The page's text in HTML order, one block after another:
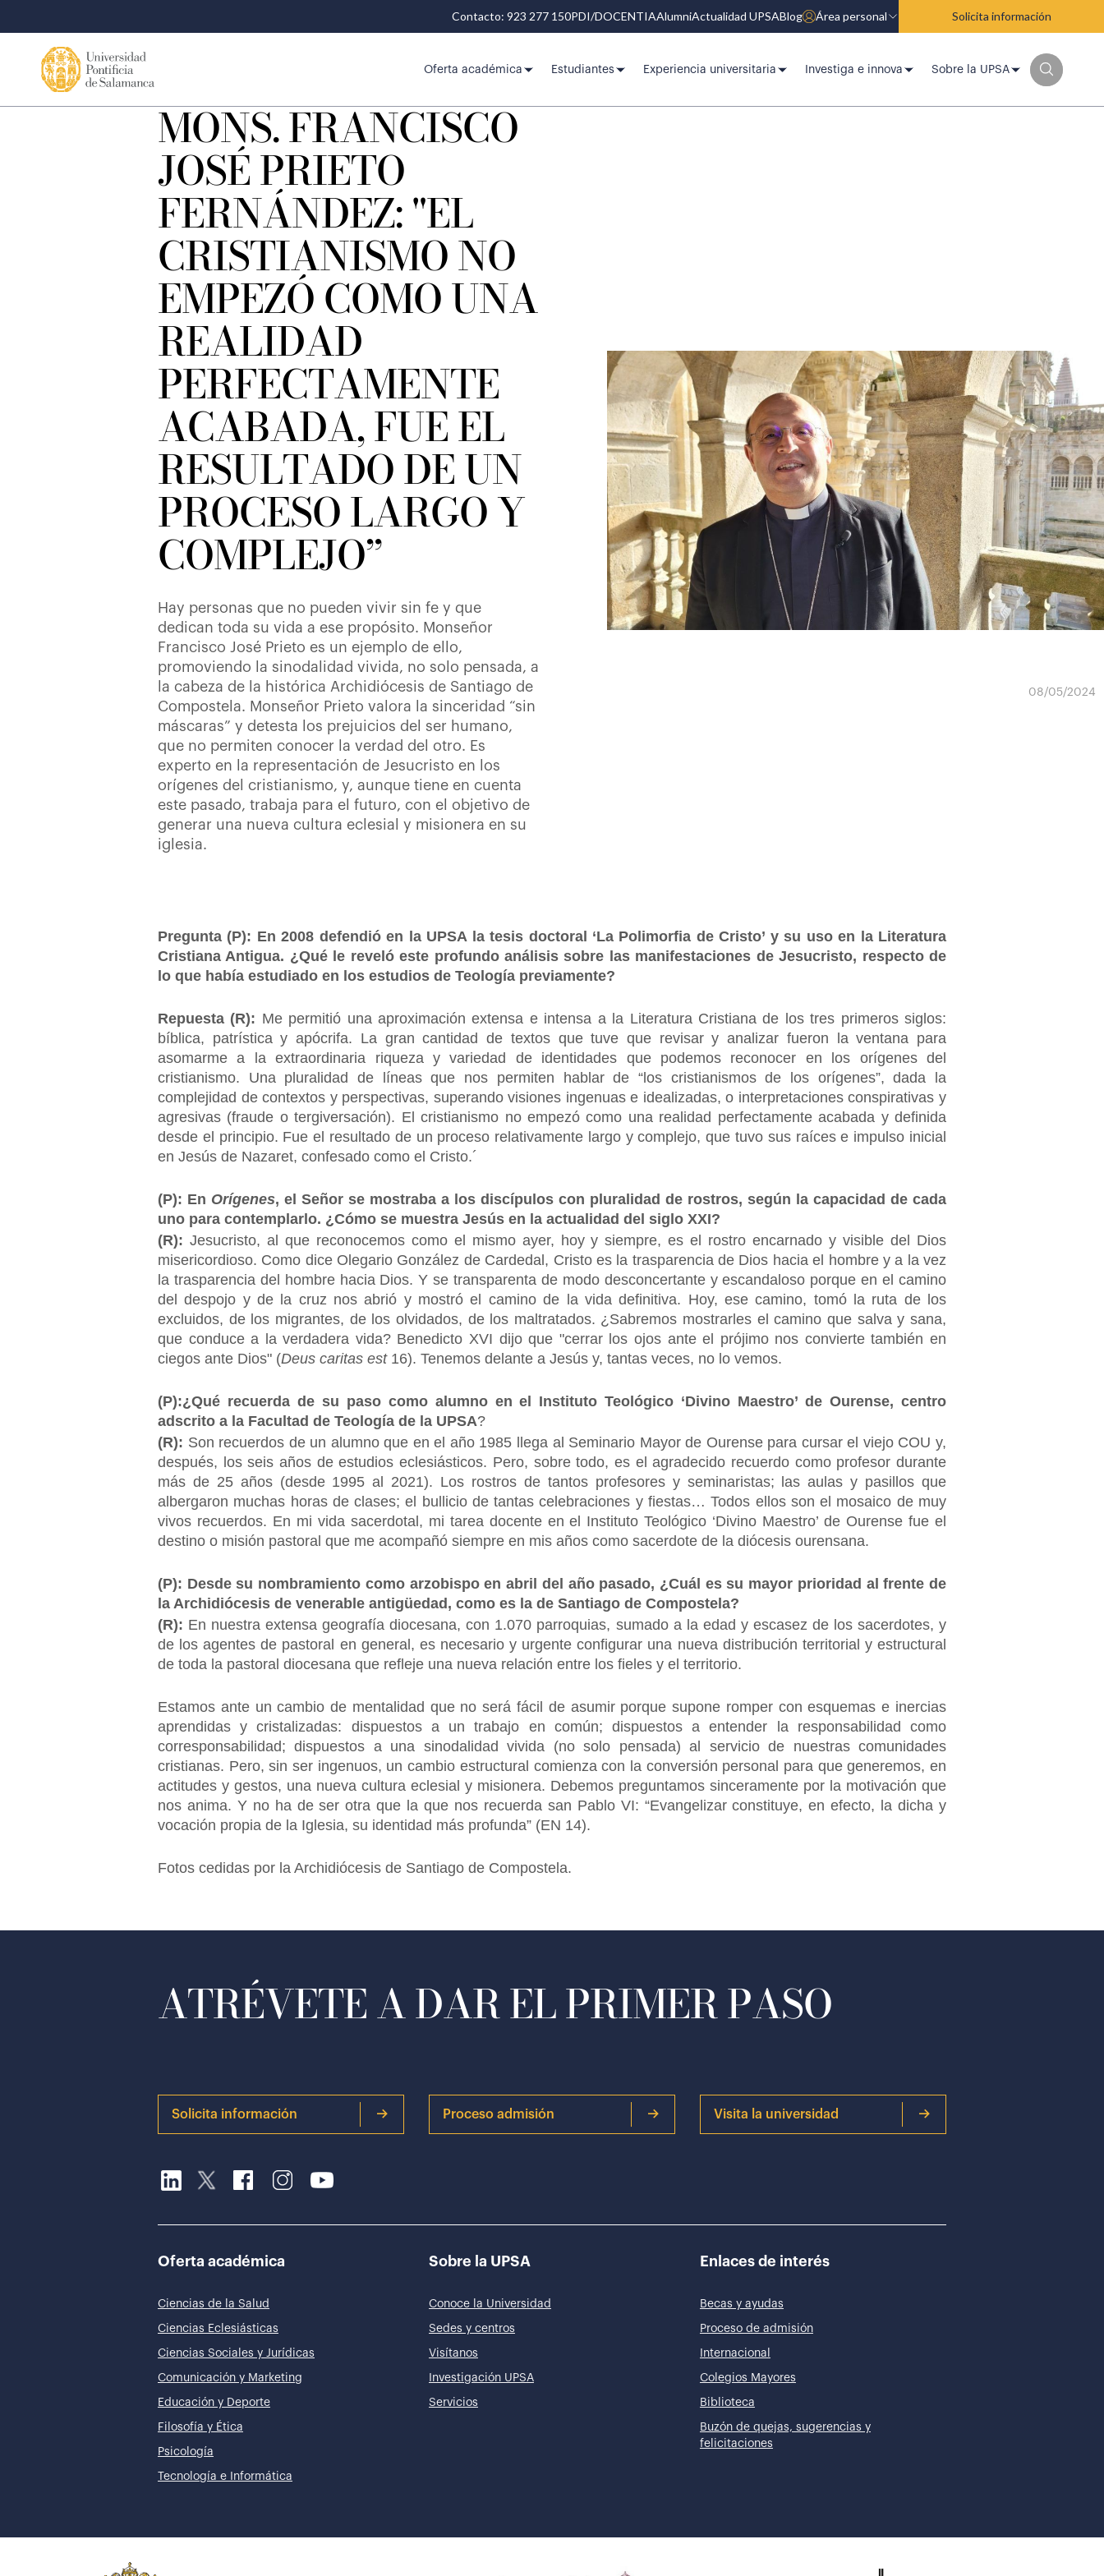
Contacto: 923 277 150PDI/DOCENTIAAlumniActualidad UPSABlog Área personal Solicita información
Oferta académica Estudiantes Experiencia universitaria Investiga e innova Sobre la UPSA
MONS. FRANCISCO
JOSÉ PRIETO
FERNÁNDEZ: "EL
CRISTIANISMO NO
EMPEZÓ COMO UNA
REALIDAD
PERFECTAMENTE
ACABADA, FUE EL
RESULTADO DE UN
PROCESO LARGO Y
COMPLEJO”
Hay personas que no pueden vivir sin fe y que
dedican toda su vida a ese propósito. Monseñor
Francisco José Prieto es un ejemplo de ello,
promoviendo la sinodalidad vivida, no solo pensada, a
la cabeza de la histórica Archidiócesis de Santiago de
Compostela. Monseñor Prieto valora la sinceridad “sin
máscaras” y detesta los prejuicios del ser humano,
que no permiten conocer la verdad del otro. Es
experto en la representación de Jesucristo en los
orígenes del cristianismo, y, aunque tiene en cuenta
este pasado, trabaja para el futuro, con el objetivo de
generar una nueva cultura eclesial y misionera en su
iglesia.
08/05/2024
Pregunta (P): En 2008 defendió en la UPSA la tesis doctoral ‘La Polimorfia de Cristo’ y su uso en la Literatura
Cristiana Antigua. ¿Qué le reveló este profundo análisis sobre las manifestaciones de Jesucristo, respecto de
lo que había estudiado en los estudios de Teología previamente?
Repuesta (R): Me permitió una aproximación extensa e intensa a la Literatura Cristiana de los tres primeros siglos:
bíblica, patrística y apócrifa. La gran cantidad de textos que tuve que revisar y analizar fueron la ventana para
asomarme a la extraordinaria riqueza y variedad de identidades que podemos reconocer en los orígenes del
cristianismo. Una pluralidad de líneas que nos permiten hablar de “los cristianismos de los orígenes”, dada la
complejidad de contextos y perspectivas, superando visiones ingenuas e idealizadas, o interpretaciones conspirativas y
agresivas (fraude o tergiversación). El cristianismo no empezó como una realidad perfectamente acabada y definida
desde el principio. Fue el resultado de un proceso relativamente largo y complejo, que tuvo sus raíces e impulso inicial
en Jesús de Nazaret, confesado como el Cristo.´
(P): En Orígenes, el Señor se mostraba a los discípulos con pluralidad de rostros, según la capacidad de cada
uno para contemplarlo. ¿Cómo se muestra Jesús en la actualidad del siglo XXI?
(R): Jesucristo, al que reconocemos como el mismo ayer, hoy y siempre, es el rostro encarnado y visible del Dios
misericordioso. Como dice Olegario González de Cardedal, Cristo es la trasparencia de Dios hacia el hombre y a la vez
la trasparencia del hombre hacia Dios. Y se transparenta de modo desconcertante y escandaloso porque en el camino
del despojo y de la cruz nos abrió y mostró el camino de la vida definitiva. Hoy, ese camino, tomó la ruta de los
excluidos, de los migrantes, de los olvidados, de los maltratados. ¿Sabremos mostrarles el camino que salva y sana,
que conduce a la verdadera vida? Benedicto XVI dijo que "cerrar los ojos ante el prójimo nos convierte también en
ciegos ante Dios" (Deus caritas est16). Tenemos delante a Jesús y, tantas veces, no lo vemos.
(P):¿Qué recuerda de su paso como alumno en el
Instituto Teológico ‘Divino Maestro’ de Ourense, centro
adscrito a la Facultad de Teología de la UPSA?
(R): Son recuerdos de un alumno que en el año 1985 llega al Seminario Mayor de Ourense para cursar el viejo COU y,
después, los seis años de estudios eclesiásticos. Pero, sobre todo, es el agradecido recuerdo como profesor durante
más de 25 años (desde 1995 al 2021). Los rostros de tantos profesores y seminaristas; las aulas y pasillos que
albergaron muchas horas de clases; el bullicio de tantas celebraciones y fiestas… Todos ellos son el mosaico de muy
vivos recuerdos. En mi vida sacerdotal, mi tarea docente en el Instituto Teológico ‘Divino Maestro’ de Ourense fue el
destino o misión pastoral que me acompañó siempre en mis años como sacerdote de la diócesis ourensana.
(P): Desde su nombramiento como arzobispo en abril del año pasado, ¿Cuál es su mayor prioridad al frente de
la Archidiócesis de venerable antigüedad, como es la de Santiago de Compostela?
(R): En nuestra extensa geografía diocesana, con 1.070 parroquias, sumado a la edad y escasez de los sacerdotes, y
de los agentes de pastoral en general, es necesario y urgente configurar una nueva distribución territorial y estructural
de toda la pastoral diocesana que refleje una nueva relación entre los fieles y el territorio.
Estamos ante un cambio de mentalidad que no será fácil de asumir porque supone romper con esquemas e inercias
aprendidas y cristalizadas: dispuestos a un trabajo en común; dispuestos a entender la responsabilidad como
corresponsabilidad; dispuestos a una sinodalidad vivida (no solo pensada) al servicio de nuestras comunidades
cristianas. Pero, sin ser ingenuos, un cambio estructural comienza con la conversión personal para que generemos, en
actitudes y gestos, una nueva cultura eclesial y misionera. Debemos preguntamos sinceramente por la motivación que
nos anima. Y no ha de ser otra que la que nos recuerda san Pablo VI: “Evangelizar constituye, en efecto, la dicha y
vocación propia de la Iglesia, su identidad más profunda” (EN 14).
Fotos cedidas por la Archidiócesis de Santiago de Compostela.
ATRÉVETE A DAR EL PRIMER PASO
Solicita información Proceso admisión Visita la universidad
Oferta académica
Ciencias de la Salud
Ciencias Eclesiásticas
Ciencias Sociales y Jurídicas
Comunicación y Marketing
Educación y Deporte
Filosofía y Ética
Psicología
Tecnología e Informática
Sobre la UPSA
Conoce la Universidad
Sedes y centros
Visítanos
Investigación UPSA
Servicios
Enlaces de interés
Becas y ayudas
Proceso de admisión
Internacional
Colegios Mayores
Biblioteca
Buzón de quejas, sugerencias y
felicitaciones